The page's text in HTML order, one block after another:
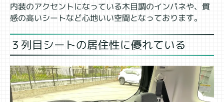
内装のアクセントになっている木目調のインパネや、質
感の高いシートなど心地いい空間となっております。
３列目シートの居住性に優れている